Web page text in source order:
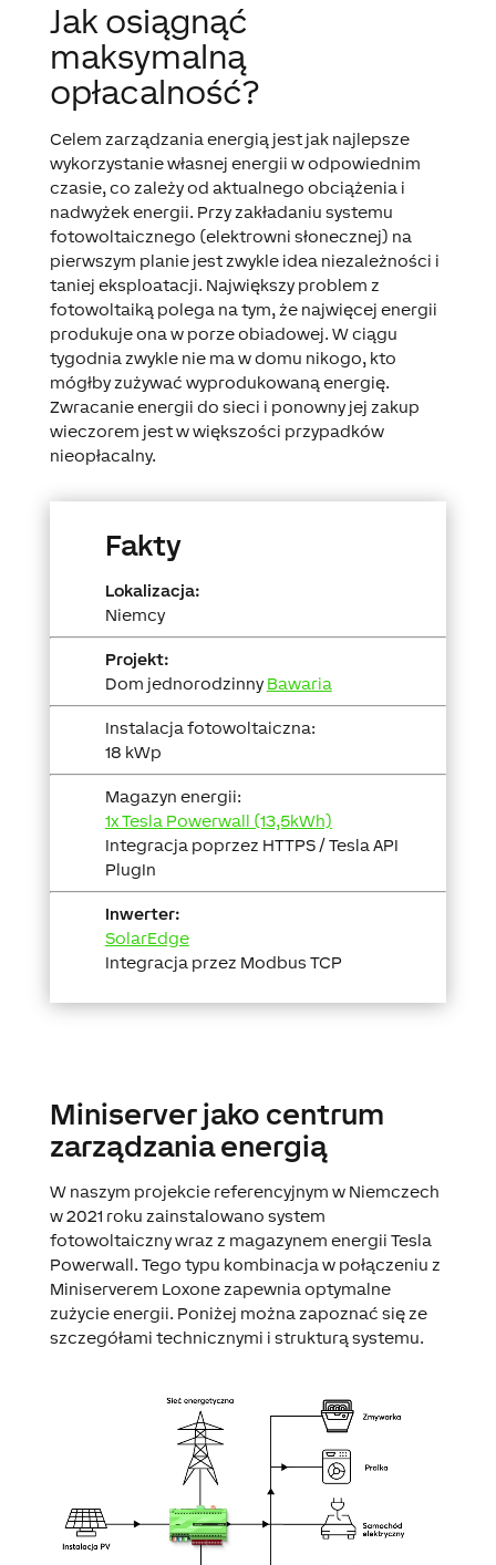
Jak osiągnąć
maksymalną
opłacalność?
Celem zarządzania energią jest jak najlepsze
wykorzystanie własnej energii w odpowiednim
czasie, co zależy od aktualnego obciążenia i
nadwyżek energii. Przy zakładaniu systemu
fotowoltaicznego (elektrowni słonecznej) na
pierwszym planie jest zwykle idea niezależności i
taniej eksploatacji. Największy problem z
fotowoltaiką polega na tym, że najwięcej energii
produkuje ona w porze obiadowej. W ciągu
tygodnia zwykle nie ma w domu nikogo, kto
mógłby zużywać wyprodukowaną energię.
Zwracanie energii do sieci i ponowny jej zakup
wieczorem jest w większości przypadków
nieopłacalny.
Fakty
Lokalizacja:
Niemcy
Projekt:
Dom jednorodzinny Bawaria
Instalacja fotowoltaiczna:
18 kWp
Magazyn energii:
1x Tesla Powerwall (13,5kWh)
Integracja poprzez HTTPS / Tesla API
PlugIn
Inwerter:
SolarEdge
Integracja przez Modbus TCP
Miniserver jako centrum
zarządzania energią
W naszym projekcie referencyjnym w Niemczech
w 2021 roku zainstalowano system
fotowoltaiczny wraz z magazynem energii Tesla
Powerwall. Tego typu kombinacja w połączeniu z
Miniserverem Loxone zapewnia optymalne
zużycie energii. Poniżej można zapoznać się ze
szczegółami technicznymi i strukturą systemu.